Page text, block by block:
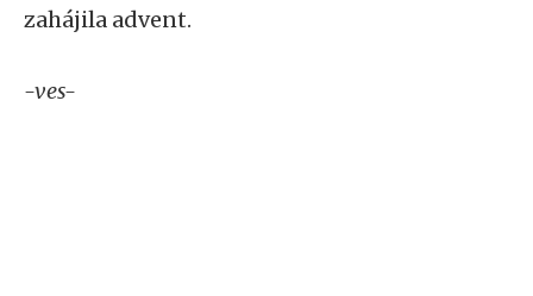
zahájila advent.
-ves-